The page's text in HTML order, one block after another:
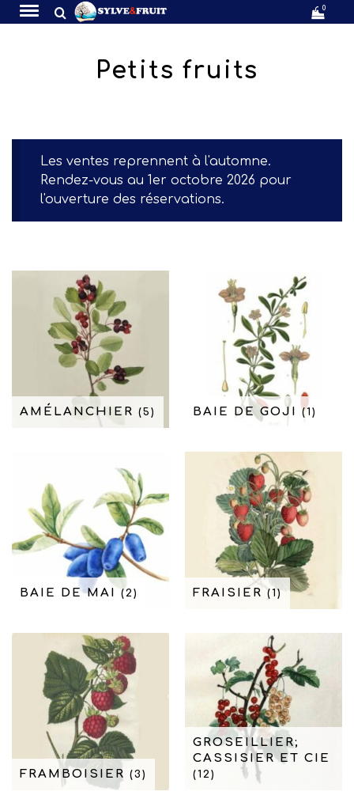
0
Petits fruits
Les ventes reprennent à l'automne.
Rendez-vous au 1er octobre 2026 pour
l'ouverture des réservations.
AMÉLANCHIER (5) BAIE DE GOJI (1)
BAIE DE MAI(2) FRAISIER(1)
FRAMBOISIER (3)
GROSEILLIER;
CASSISIER ET CIE
(12)